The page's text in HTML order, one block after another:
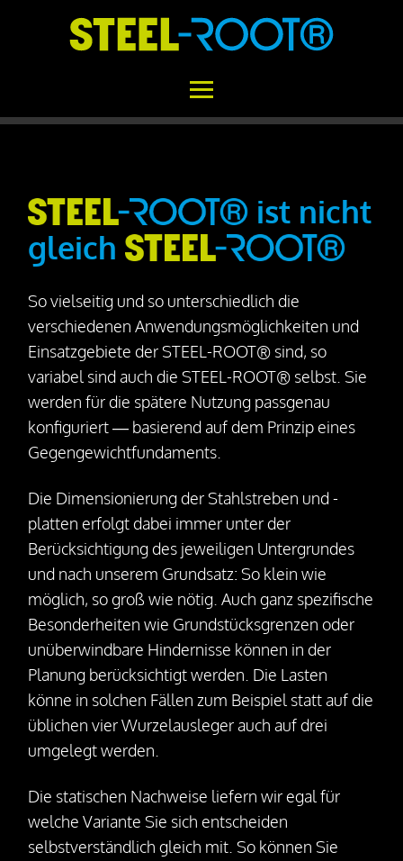
STEEL-ROOT®
Einsatzgebiete
Aufbau
Beton vs. STEEL-ROOT®
Variabilität
Rückbau
Unternehmen
Über uns
Ihre Ansprechpartner
Unsere Vision
Auszeichnungen
25 Jahre SteelRoots
Presse
Pressemitteilungen
ist nicht
gleich
So vielseitig und so unterschiedlich die
verschiedenen Anwendungsmöglichkeiten und
Einsatzgebiete der STEEL-ROOT® sind, so
variabel sind auch die STEEL-ROOT® selbst. Sie
werden für die spätere Nutzung passgenau
konfiguriert — basierend auf dem Prinzip eines
Gegengewichtfundaments.
Die Dimensionierung der Stahlstreben und -
platten erfolgt dabei immer unter der
Berücksichtigung des jeweiligen Untergrundes
und nach unserem Grundsatz: So klein wie
möglich, so groß wie nötig. Auch ganz spezifische
Besonderheiten wie Grundstücksgrenzen oder
unüberwindbare Hindernisse können in der
Planung berücksichtigt werden. Die Lasten
könne in solchen Fällen zum Beispiel statt auf die
üblichen vier Wurzelausleger auch auf drei
umgelegt werden.
Die statischen Nachweise liefern wir egal für
welche Variante Sie sich entscheiden
selbstverständlich gleich mit. So können Sie